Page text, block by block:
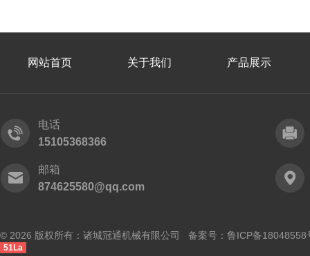
网站首页 关于我们 产品展示
电话
15105368366
邮箱
874625580@qq.com
© 2026 版权所有：诸城冠通机械有限公司 备案号： 鲁ICP备18048558
51La